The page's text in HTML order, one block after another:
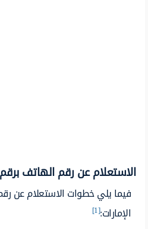
الاستعلام عن رقم الهاتف
فيما يلي خطوات الاستعلام عن
الإمارات:[1]